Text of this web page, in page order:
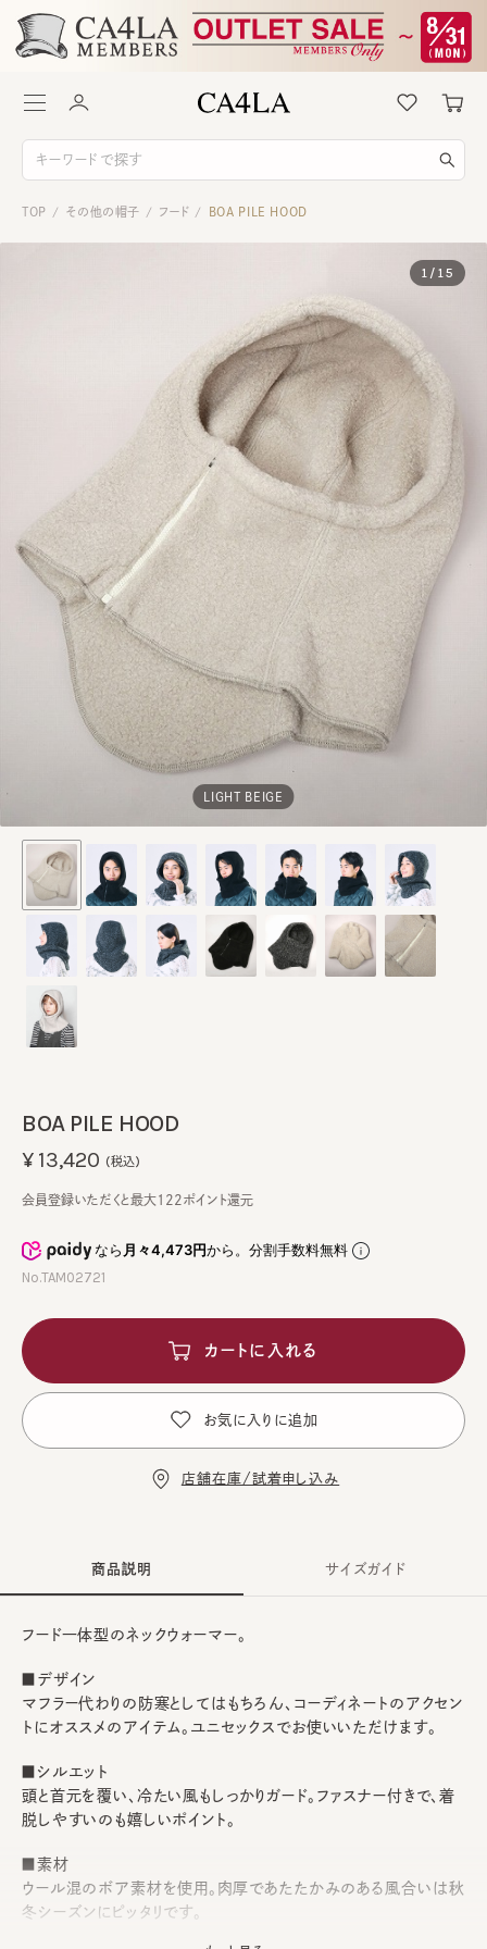
TOP / その他の帽子 / フード / BOA PILE HOOD
LIGHT BEIGE
1 / 15
BOA PILE HOOD
なら月々4,473円から。分割手数料無料
No.TAM02721
¥13,420 (税込)
会員登録いただくと最大122ポイント還元
カートに入れる
お気に入りに追加
店舗在庫/試着申し込み
商品説明
フード一体型のネックウォーマー。
■デザイン
マフラー代わりの防寒としてはもちろん、コーディネートのアクセン
トにオススメのアイテム。ユニセックスでお使いいただけます。
■シルエット
頭と首元を覆い、冷たい風もしっかりガード。ファスナー付きで、着
脱しやすいのも嬉しいポイント。
■素材
ウール混のボア素材を使用。肉厚であたたかみのある風合いは秋
冬シーズンにピッタリです。
サイズガイド